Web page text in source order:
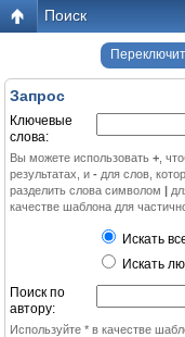
Поиск
Запрос
Ключевые
слова:
Вы можете использовать + ,
результатах, и - для слов,
разделить слова символом |
качестве шаблона для
Искать
Искать
Поиск по
автору:
Используйте * в качестве